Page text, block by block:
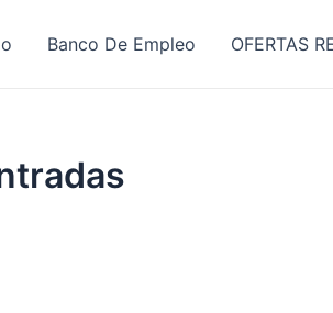
Banco De Empleo OFERTAS